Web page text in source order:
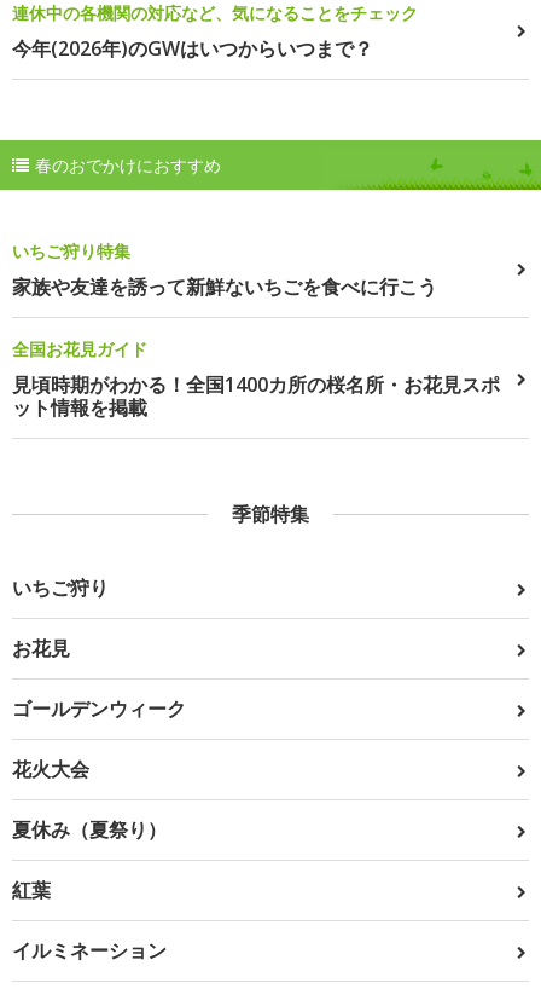
連休中の各機関の対応など、気になることをチェック
今年(2026年)のGWはいつからいつまで？
春のおでかけにおすすめ
いちご狩り特集
家族や友達を誘って新鮮ないちごを食べに行こう
全国お花見ガイド
見頃時期がわかる！全国1400カ所の桜名所・お花見スポ
ット情報を掲載
季節特集
いちご狩り
お花見
ゴールデンウィーク
花火大会
夏休み（夏祭り）
紅葉
イルミネーション